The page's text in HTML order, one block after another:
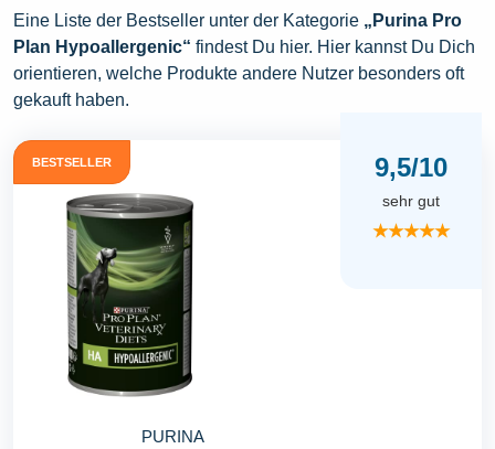
Eine Liste der Bestseller unter der Kategorie „Purina Pro
Plan Hypoallergenic“ findest Du hier. Hier kannst Du Dich
orientieren, welche Produkte andere Nutzer besonders oft
gekauft haben.
BESTSELLER
PURINA
9,5/10
sehr gut
★★★★★